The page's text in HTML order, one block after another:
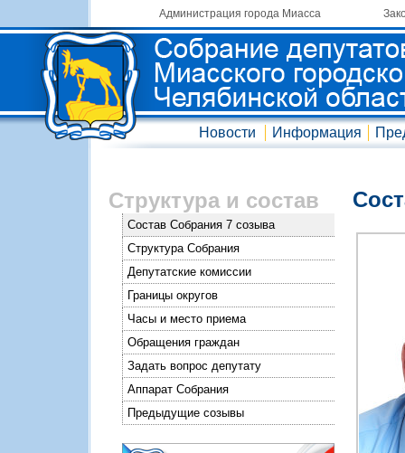
Администрация города Миасса
Новости Информация
Структура и состав
Состав Собрания 7 созыва
Структура Собрания
Депутатские комиссии
Границы округов
Часы и место приема
Обращения граждан
Задать вопрос депутату
Аппарат Собрания
Предыдущие созывы